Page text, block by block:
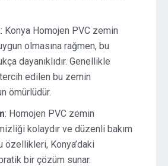
: Konya Homojen PVC zemin
olmasına rağmen, bu
dayanıklıdır. Genellikle
edilen bu zemin
ömürlüdür.
: Homojen PVC zemin
kolaydır ve düzenli bakım
özellikleri, Konya’daki
bir çözüm sunar.